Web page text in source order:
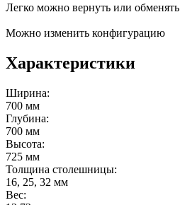
Легко можно вернуть или обменять
Можно изменить конфигурацию
Характеристики
Ширина:
700 мм
Глубина:
700 мм
Высота:
725 мм
Толщина столешницы:
16, 25, 32 мм
Вес: